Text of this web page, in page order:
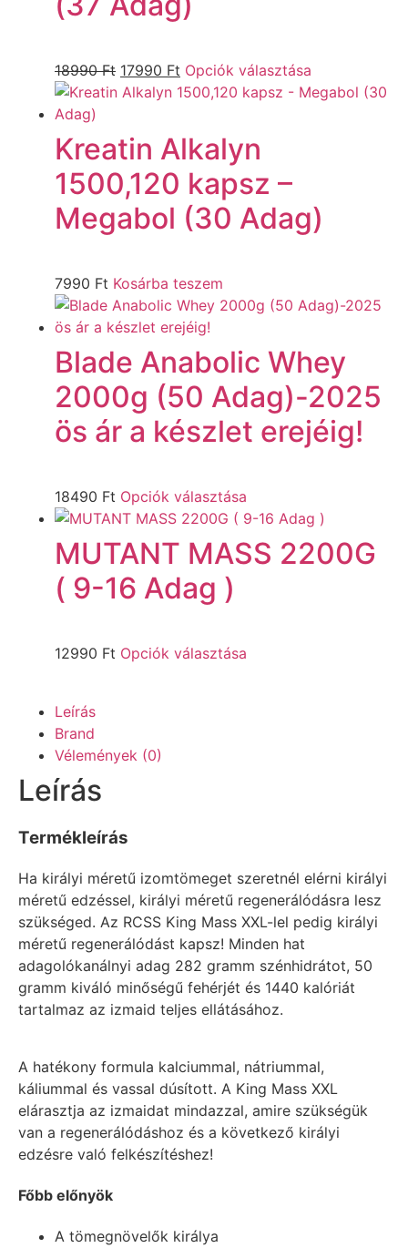
18990Ft 17990 Ft Opciók választása
Kreatin Alkalyn
1500,120 kapsz –
Megabol (30 Adag)
7990 Ft Kosárba teszem
Blade Anabolic Whey
2000g (50 Adag)-2025
ös ár a készlet erejéig!
18490 Ft Opciók választása
MUTANT MASS 2200G
( 9-16 Adag )
12990 Ft Opciók választása
Leírás
Brand
Vélemények (0)
Leírás
Termékleírás
Ha királyi méretű izomtömeget szeretnél elérni királyi
méretű edzéssel, királyi méretű regenerálódásra lesz
szükséged. Az RCSS King Mass XXL-lel pedig királyi
méretű regenerálódást kapsz! Minden hat
adagolókanálnyi adag 282 gramm szénhidrátot, 50
gramm kiváló minőségű fehérjét és 1440 kalóriát
tartalmaz az izmaid teljes ellátásához.
A hatékony formula kalciummal, nátriummal,
káliummal és vassal dúsított. A King Mass XXL
elárasztja az izmaidat mindazzal, amire szükségük
van a regenerálódáshoz és a következő királyi
edzésre való felkészítéshez!
Főbb előnyök
A tömegnövelők királya